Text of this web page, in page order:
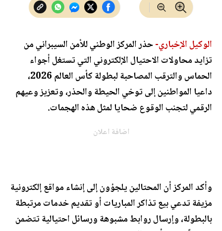
الوكيل الإخباري-حذر المركز الوطني للأمن السيبراني من
تزايد محاولات الاحتيال الإلكتروني التي تستغل أجواء
الحماس والترقب المصاحبة لبطولة كأس العالم 2026،
داعيا المواطنين إلى توخي الحيطة والحذر، وتعزيز وعيهم
الرقمي لتجنب الوقوع ضحايا لمثل هذه الهجمات.
اضافة اعلان
وأكد المركز أن المحتالين يلجؤون إلى إنشاء مواقع إلكترونية
مزيفة تدعي بيع تذاكر المباريات أو تقديم خدمات مرتبطة
بالبطولة، وإرسال روابط مشبوهة ورسائل احتيالية تتضمن